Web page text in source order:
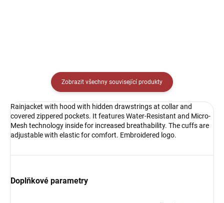
Zobrazit všechny související produkty
Rainjacket with hood with hidden drawstrings at collar and
covered zippered pockets. It features Water-Resistant and Micro-
Mesh technology inside for increased breathability. The cuffs are
adjustable with elastic for comfort. Embroidered logo.
Doplňkové parametry